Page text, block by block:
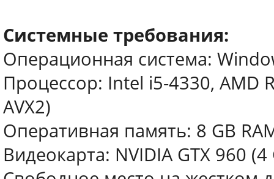
Системные требования:
Операционная система:
Процессор: Intel i5-4330, AMD
AVX2)
Оперативная память: 8 GB
Видеокарта: NVIDIA GTX 960